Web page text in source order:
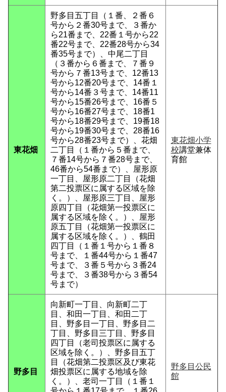
東花畑
野多目五丁目（１番、２番６
号から２番30号まで、３番か
ら21番まで、22番１号から22
番22号まで、22番28号から34
番35号まで）、中尾二丁目
（３番から６番まで、７番９
号から７番13号まで、12番13
号から12番20号まで、14番１
号から14番３号まで、14番11
号から15番26号まで、16番５
号から16番27号まで、18番1
号から18番29号まで、19番18
号から19番30号まで、28番16
号から28番23号まで）、花畑
二丁目（１番から５番まで、
７番14号から７番28号まで、
46番から54番まで）、屋形原
一丁目、屋形原二丁目（花畑
第二投票区に属する区域を除
く。）、屋形原三丁目、屋形
原四丁目（花畑第一投票区に
属する区域を除く。）、屋形
原五丁目（花畑第一投票区に
属する区域を除く。）、鶴田
四丁目（１番１号から１番８
号まで、１番44号から１番47
号まで、３番５号から３番24
号まで、３番38号から３番54
号まで）
東花畑小学
校講堂兼体
育館
野多目
向新町一丁目、向新町二丁
目、和田一丁目、和田二丁
目、野多目一丁目、野多目二
丁目、野多目三丁目、野多目
四丁目（老司投票区に属する
区域を除く。）、野多目五丁
目（花畑第二投票区及び東花
畑投票区に属する地域を除
く。）、老司一丁目（１番１
野多目公民
館